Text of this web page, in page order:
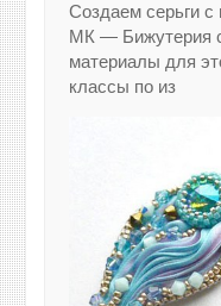
Создаем серьги
МК — Бижутерия
материалы для
классы по из